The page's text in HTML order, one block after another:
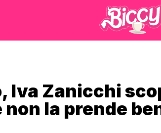
Iva Zanicchi
la prende